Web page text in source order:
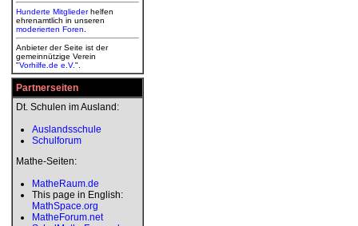
Hunderte Mitgliederhelfen
ehrenamtlich in unseren
moderierten Foren
Anbieter der Seite ist der
gemeinnützige Verein
"Vorhilfe.de e.V.".
Partnerseiten
Dt. Schulen im Ausland:
Auslandsschule
Schulforum
Mathe-Seiten:
MatheRaum.de
This page in English:
MathSpace.org
MatheForum.net